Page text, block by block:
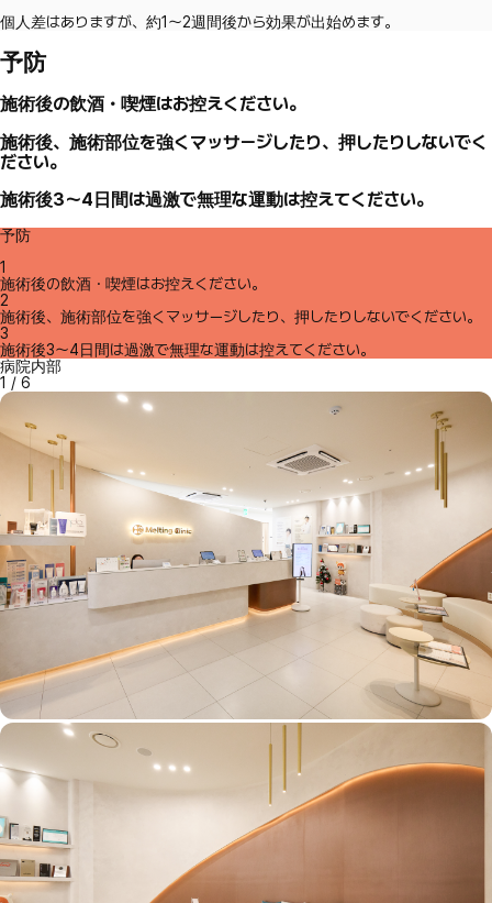
個人差はありますが、約1～2週間後から効果が出始めます。
予防
施術後の飲酒・喫煙はお控えください。
施術後、施術部位を強くマッサージしたり、押したりしないでく
ださい。
施術後3～4日間は過激で無理な運動は控えてください。
予防
1
施術後の飲酒・喫煙はお控えください。
2
施術後、施術部位を強くマッサージしたり、押したりしないでください。
3
施術後3～4日間は過激で無理な運動は控えてください。
病院内部
1 / 6